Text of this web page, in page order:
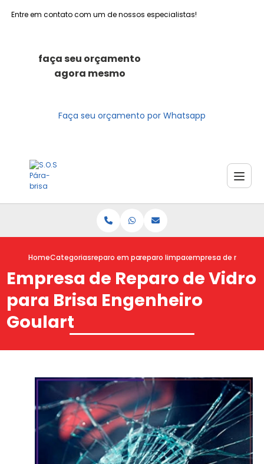
Entre em contato com um de nossos especialistas!
faça seu orçamento
agora mesmo
Faça seu orçamento por Whatsapp
HomeCategoriasreparo em para brisasreparo limpador para brisas fusca
empresa de reparo
Empresa de Reparo de Vidro
para Brisa Engenheiro
Goulart